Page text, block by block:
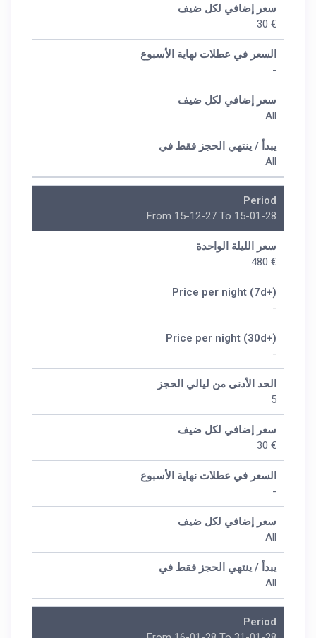
سعر إضافي لكل ضيف
€ 30
السعر في عطلات نهاية الأسبوع
-
سعر إضافي لكل ضيف
All
يبدأ / ينتهي الحجز فقط في
All
Period
From 15-12-27 To 15-01-28
سعر الليلة الواحدة
€ 480
Price per night (7d+)
-
Price per night (30d+)
-
الحد الأدنى من ليالي الحجز
5
سعر إضافي لكل ضيف
€ 30
السعر في عطلات نهاية الأسبوع
-
سعر إضافي لكل ضيف
All
يبدأ / ينتهي الحجز فقط في
All
Period